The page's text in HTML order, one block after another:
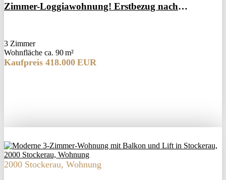
Zimmer-Loggiawohnung! Erstbezug nach
3 Zimmer
Wohnfläche ca. 90 m²
Kaufpreis 418.000 EUR
2000 Stockerau, Wohnung